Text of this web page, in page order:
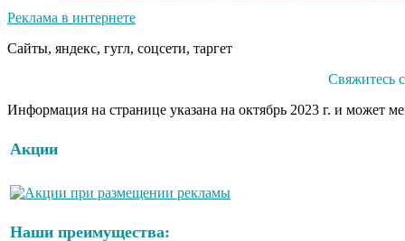
Реклама в интернете
Сайты, яндекс, гугл, соцсети, таргет
Свяжитесь
Информация на странице указана на октябрь 2023 г. и может
Акции
Наши преимущества: